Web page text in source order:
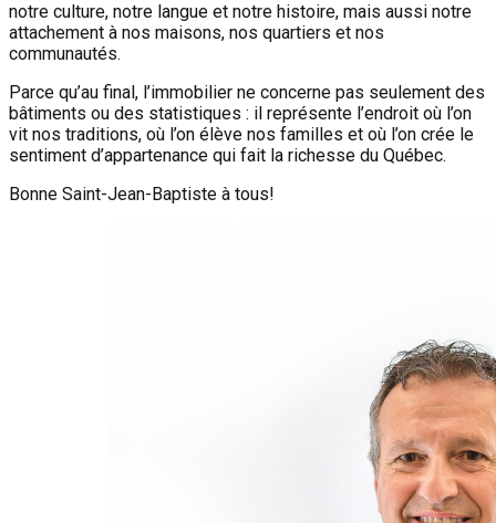
notre culture, notre langue et notre histoire, mais aussi notre
attachement à nos maisons, nos quartiers et nos
communautés.
Parce qu’au final, l’immobilier ne concerne pas seulement des
bâtiments ou des statistiques : il représente l’endroit où l’on
vit nos traditions, où l’on élève nos familles et où l’on crée le
sentiment d’appartenance qui fait la richesse du Québec.
Bonne Saint-Jean-Baptiste à tous!